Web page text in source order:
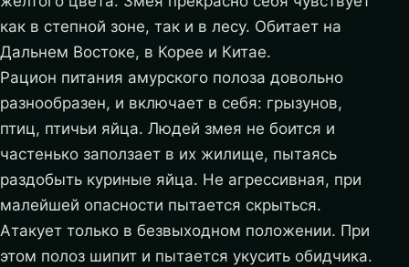
как в степной зоне, так и в лесу. Обитает на
Дальнем Востоке, в Корее и Китае.
Рацион питания амурского полоза довольно
разнообразен, и включает в себя: грызунов,
птиц, птичьи яйца. Людей змея не боится и
частенько заползает в их жилище, пытаясь
раздобыть куриные яйца. Не агрессивная, при
малейшей опасности пытается скрыться.
Атакует только в безвыходном положении. При
этом полоз шипит и пытается укусить обидчика.